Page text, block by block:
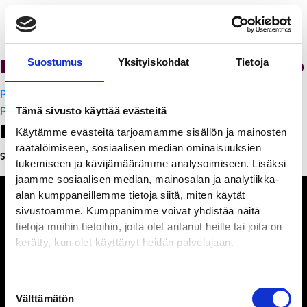
Suostumus Yksityiskohdat Tietoja
Tämä sivusto käyttää evästeitä
Käytämme evästeitä tarjoamamme sisällön ja mainosten
räätälöimiseen, sosiaalisen median ominaisuuksien
tukemiseen ja kävijämäärämme analysoimiseen. Lisäksi
jaamme sosiaalisen median, mainosalan ja analytiikka-
alan kumppaneillemme tietoja siitä, miten käytät
sivustoamme. Kumppanimme voivat yhdistää näitä
tietoja muihin tietoihin, joita olet antanut heille tai joita on
kerätty, kun olet käyttänyt heidän palvelujaan.
valinta
Välttämätön
Ristorante Momento
Artikkelien
selaus
PanchoVilla
PanchoVilla
Leave a Reply
Sinun täytyy kirjautua sisään